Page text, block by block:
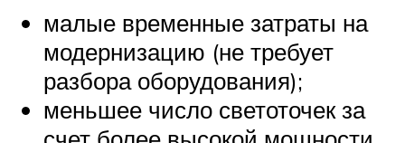
малые временные затраты на
модернизацию (не требует
разбора оборудования);
меньшее число светоточек за